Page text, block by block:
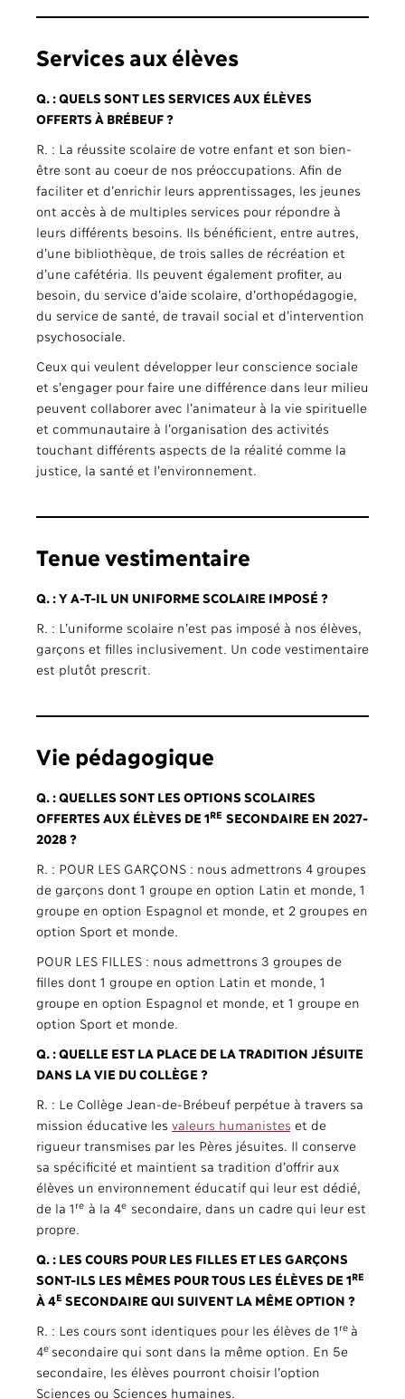
Services aux élèves
Q. : QUELS SONT LES SERVICES AUX ÉLÈVES
OFFERTS À BRÉBEUF ?
R. : La réussite scolaire de votre enfant et son bien-
être sont au coeur de nos préoccupations. Afin de
faciliter et d’enrichir leurs apprentissages, les jeunes
ont accès à de multiples services pour répondre à
leurs différents besoins. Ils bénéficient, entre autres,
d’une bibliothèque, de trois salles de récréation et
d’une cafétéria. Ils peuvent également profiter, au
besoin, du service d’aide scolaire, d’orthopédagogie,
du service de santé, de travail social et d’intervention
psychosociale.
Ceux qui veulent développer leur conscience sociale
et s’engager pour faire une différence dans leur milieu
peuvent collaborer avec l’animateur à la vie spirituelle
et communautaire à l’organisation des activités
touchant différents aspects de la réalité comme la
justice, la santé et l’environnement.
Tenue vestimentaire
Q. : Y A-T-IL UN UNIFORME SCOLAIRE IMPOSÉ ?
R. : L’uniforme scolaire n’est pas imposé à nos élèves,
garçons et filles inclusivement. Un code vestimentaire
est plutôt prescrit.
Vie pédagogique
Q. : QUELLES SONT LES OPTIONS SCOLAIRES
OFFERTES AUX ÉLÈVES DE 1RE SECONDAIRE EN 2027-
2028 ?
R. : POUR LES GARÇONS : nous admettrons 4 groupes
de garçons dont 1 groupe en option Latin et monde, 1
groupe en option Espagnol et monde, et 2 groupes en
option Sport et monde.
POUR LES FILLES : nous admettrons 3 groupes de
filles dont 1 groupe en option Latin et monde, 1
groupe en option Espagnol et monde, et 1 groupe en
option Sport et monde.
Q. :QUELLE EST LA PLACE DE LA TRADITION JÉSUITE
DANS LA VIE DU COLLÈGE ?
R. : Le Collège Jean-de-Brébeuf perpétue à travers sa
mission éducative les valeurs humanistes et de
rigueur transmises par les Pères jésuites. Il conserve
sa spécificité et maintient sa tradition d’offrir aux
élèves un environnement éducatif qui leur est dédié,
de la 1 re à la 4e secondaire, dans un cadre qui leur est
propre.
Q. : LES COURS POUR LES FILLES ET LES GARÇONS
SONT-ILS LES MÊMES POUR TOUS LES ÉLÈVES DE 1RE
À 4E SECONDAIRE QUI SUIVENT LA MÊME OPTION ?
R. : Les cours sont identiques pour les élèves de 1 re à
4e secondaire qui sont dans la même option. En 5e
secondaire, les élèves pourront choisir l’option
Sciences ou Sciences humaines.